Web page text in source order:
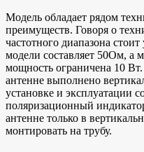
Модель обладает рядом
преимуществ. Говоря о
частотного диапазона
модели составляет 50Ом, а
мощность ограничена 10
антенне выполнено
установке и эксплуатации
поляризационный
антенне только в
монтировать на трубу.